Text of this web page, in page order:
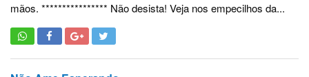
mãos. **************** Não desista! Veja nos empecilhos da...